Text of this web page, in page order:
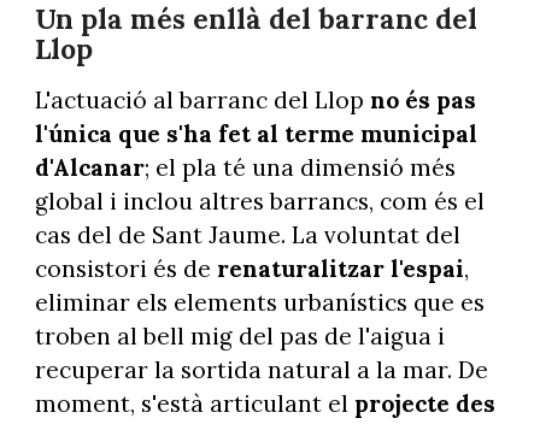
Un pla més enllà del barranc del
Llop
L'actuació al barranc del Llop no és pas
l'única que s'ha fet al terme municipal
d'Alcanar; el pla té una dimensió més
global i inclou altres barrancs, com és el
cas del de Sant Jaume. La voluntat del
consistori és de renaturalitzar l'espai,
eliminar els elements urbanístics que es
troben al bell mig del pas de l'aigua i
recuperar la sortida natural a la mar. De
moment, s'està articulant el projecte des